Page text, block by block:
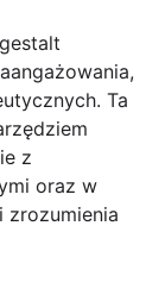
Ta
z
oraz w
zrozumienia